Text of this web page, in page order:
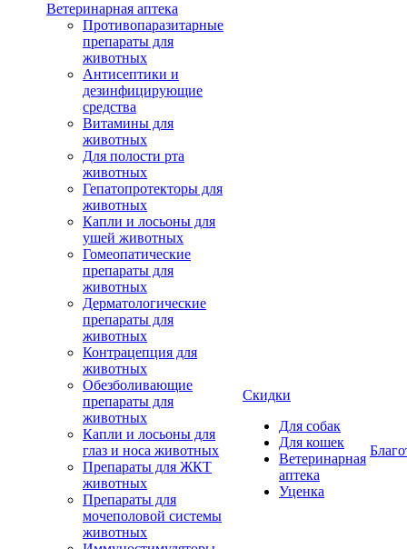
Ветеринарная аптека
Противопаразитарные
препараты для
животных
Антисептики и
дезинфицирующие
средства
Витамины для
животных
Для полости рта
животных
Гепатопротекторы для
животных
Капли и лосьоны для
ушей животных
Гомеопатические
препараты для
животных
Дерматологические
препараты для
животных
Контрацепция для
животных
Обезболивающие
препараты для
животных
Капли и лосьоны для
глаз и носа животных
Препараты для ЖКТ
животных
Препараты для
мочеполовой системы
животных
Скидки
Для собак
Для кошек
Ветеринарная
аптека
Уценка